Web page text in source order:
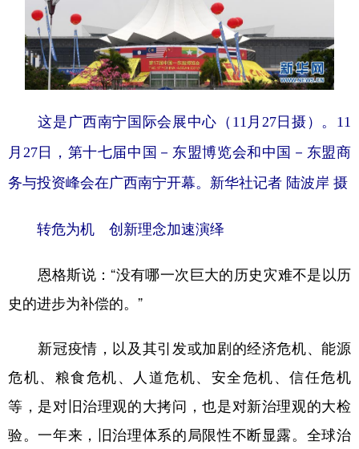
这是广西南宁国际会展中心（11月27日摄）。11
月27日，第十七届中国－东盟博览会和中国－东盟商
务与投资峰会在广西南宁开幕。新华社记者 陆波岸 摄
转危为机 创新理念加速演绎
恩格斯说：“没有哪一次巨大的历史灾难不是以历
史的进步为补偿的。”
新冠疫情，以及其引发或加剧的经济危机、能源
危机、粮食危机、人道危机、安全危机、信任危机
等，是对旧治理观的大拷问，也是对新治理观的大检
验。一年来，旧治理体系的局限性不断显露。全球治